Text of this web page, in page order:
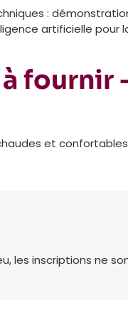
:
artificielle pour
fournir
et confortables
les inscriptions ne